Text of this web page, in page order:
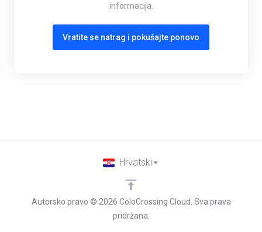
informacija.
Vratite se natrag i pokušajte ponovo
Autorsko pravo © 2026 ColoCrossing Cloud. Sva prava
pridržana.
Hrvatski